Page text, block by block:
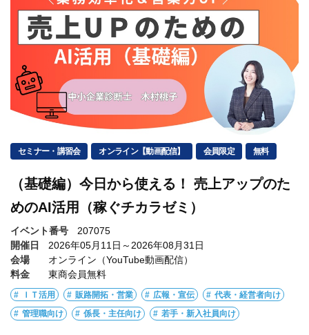
セミナー・講習会 オンライン【動画配信】 会員限定 無料
（基礎編）今日から使える！ 売上アップのた
めのAI活用（稼ぐチカラゼミ）
イベント番号
207075
開催日
2026年05月11日～2026年08月31日
会場
オンライン（YouTube動画配信）
料金
東商会員無料
ＩＴ活用 販路開拓・営業 広報・宣伝 代表・経営者向け
管理職向け 係長・主任向け 若手・新入社員向け